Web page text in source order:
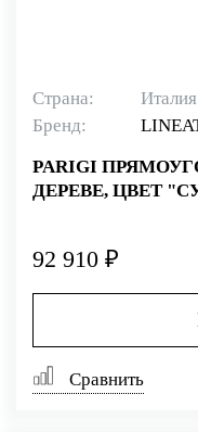
Страна:
Италия
Бренд:
PARIGI
ДЕРЕВЕ, ЦВЕТ
92 910 ₽
Сравнить